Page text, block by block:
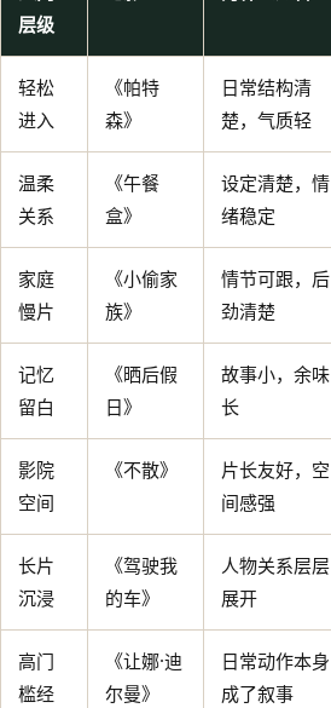
层级
轻松
进入
《帕特
森》
日常结构清
楚，气质轻
温柔
关系
《午餐
盒》
设定清楚，情
绪稳定
家庭
慢片
《小偷家
族》
情节可跟，后
劲清楚
记忆
留白
《晒后假
日》
故事小，余味
长
影院
空间
《不散》
片长友好，空
间感强
长片
沉浸
《驾驶我
的车》
人物关系层层
展开
高门
槛经
《让娜·迪
尔曼》
日常动作本身
成了叙事